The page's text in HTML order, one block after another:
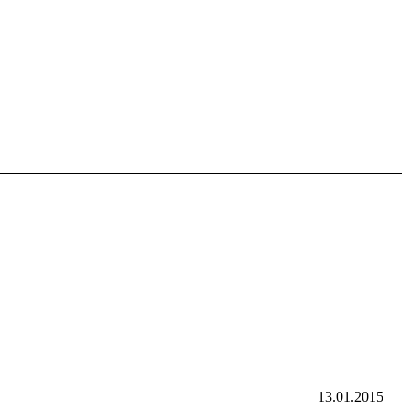
13.01.2015